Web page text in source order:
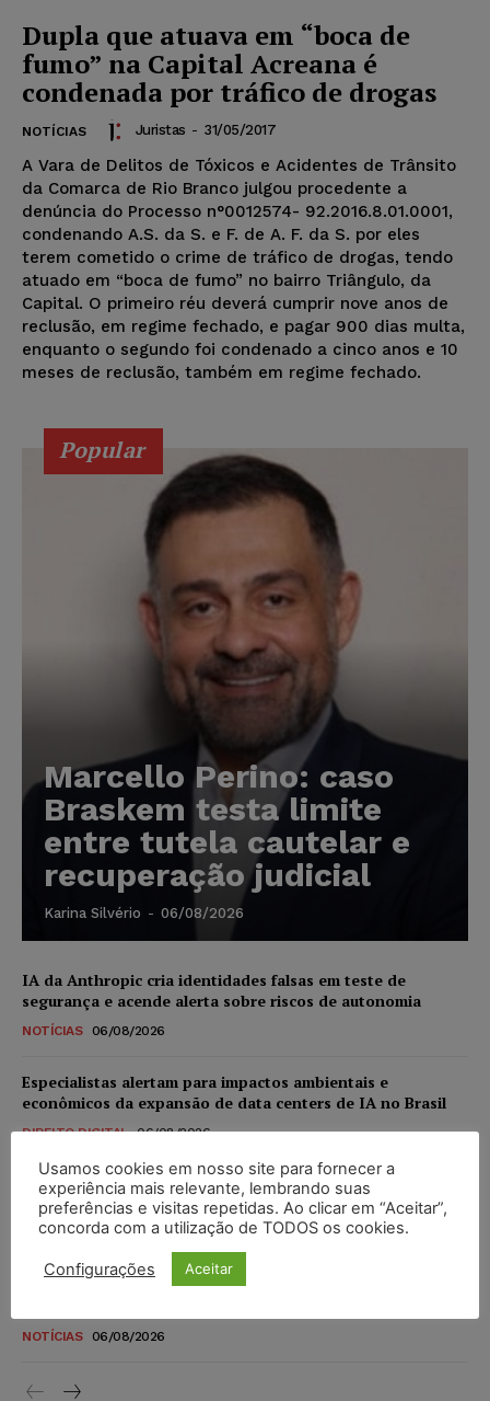
Dupla que atuava em “boca de
fumo” na Capital Acreana é
condenada por tráfico de drogas
NOTÍCIAS Juristas - 31/05/2017
A Vara de Delitos de Tóxicos e Acidentes de Trânsito
da Comarca de Rio Branco julgou procedente a
denúncia do Processo n°0012574- 92.2016.8.01.0001,
condenando A.S. da S. e F. de A. F. da S. por eles
terem cometido o crime de tráfico de drogas, tendo
atuado em “boca de fumo” no bairro Triângulo, da
Capital. O primeiro réu deverá cumprir nove anos de
reclusão, em regime fechado, e pagar 900 dias multa,
enquanto o segundo foi condenado a cinco anos e 10
meses de reclusão, também em regime fechado.
Popular
Marcello Perino: caso
Braskem testa limite
entre tutela cautelar e
recuperação judicial
Karina Silvério - 06/08/2026
IA da Anthropic cria identidades falsas em teste de
segurança e acende alerta sobre riscos de autonomia
NOTÍCIAS 06/08/2026
Especialistas alertam para impactos ambientais e
econômicos da expansão de data centers de IA no Brasil
DIREITO DIGITAL 06/08/2026
TSE reforça que sistemas das urnas eletrônicas tornam-se
invioláveis após assinatura digital e lacração
NOTÍCIAS 06/08/2026
STF inicia julgamento sobre constitucionalidade da
NOTÍCIAS 06/08/2026
Usamos cookies em nosso site para fornecer a
experiência mais relevante, lembrando suas
preferências e visitas repetidas. Ao clicar em “Aceitar”,
concorda com a utilização de TODOS os cookies.
Configurações Aceitar